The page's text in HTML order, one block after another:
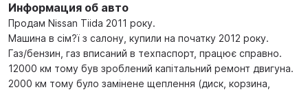
Информация об авто
Продам Nissan Tiida 2011 року.
Машина в сім?ї з салону, купили на початку 2012 року.
Газ/бензин, газ вписаний в техпаспорт, працює справно.
12000 км тому був зроблений капітальний ремонт двигуна.
2000 км тому було замінене щеплення (диск, корзина,